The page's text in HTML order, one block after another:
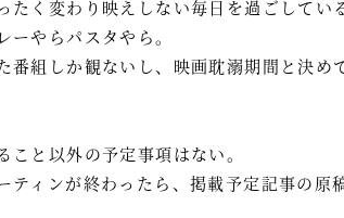
く変わり映えしない毎日を過ごしてい
やらパスタやら。
番組しか観ないし、映画耽溺期間と決め
と以外の予定事項はない。
ティンが終わったら、掲載予定記事の原